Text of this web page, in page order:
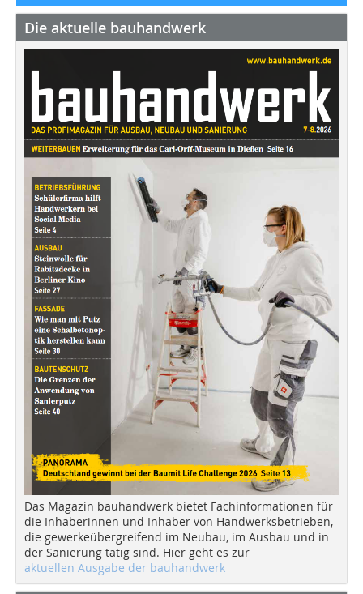
Die aktuelle bauhandwerk
Das Magazin bauhandwerk bietet Fachinformationen für
die Inhaberinnen und Inhaber von Handwerksbetrieben,
die gewerkeübergreifend im Neubau, im Ausbau und in
der Sanierung tätig sind. Hier geht es zur
aktuellen Ausgabe der bauhandwerk